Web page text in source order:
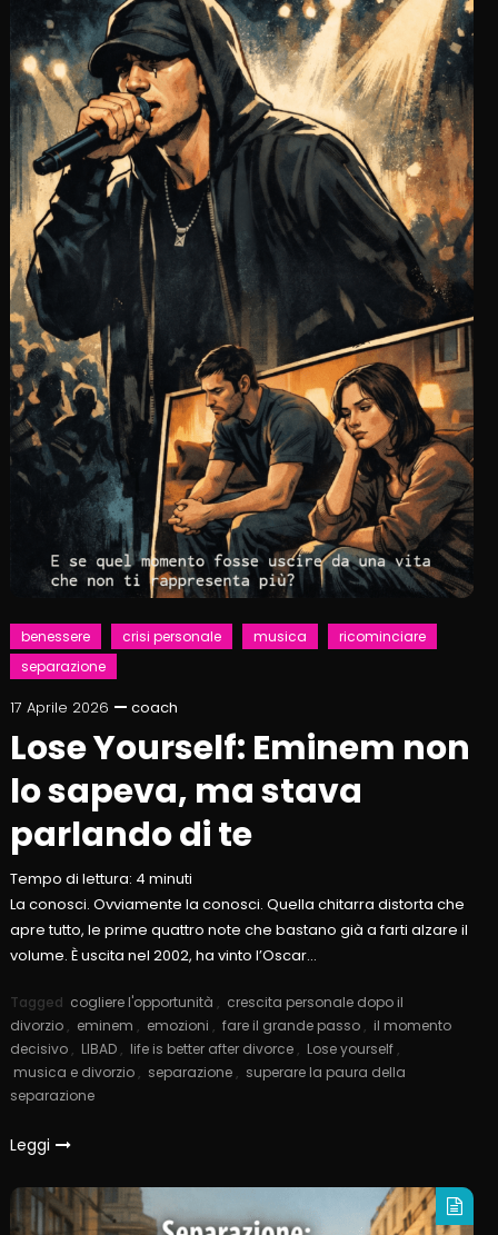
benessere crisi personale musica
ricominciare
separazione
17 Aprile 2026 coach
Lose Yourself: Eminem non
lo sapeva, ma stava
parlando di te
Tempo di lettura: 4 minuti
La conosci. Ovviamente la conosci. Quella chitarra distorta che
apre tutto, le prime quattro note che bastano già a farti alzare il
volume. È uscita nel 2002, ha vinto l’Oscar…
Tagged cogliere l'opportunità , crescita personale dopo il
divorzio , eminem , emozioni , fare il grande passo , il momento
decisivo , LIBAD , life is better after divorce , Lose yourself ,
musica e divorzio , separazione , superare la paura della
separazione
Leggi